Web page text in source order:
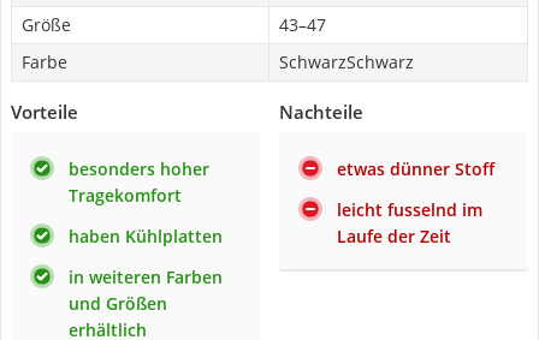
Größe
43–47
Farbe
SchwarzSchwarz
Vorteile
besonders hoher
Tragekomfort
haben Kühlplatten
in weiteren Farben
und Größen
erhältlich
Nachteile
etwas dünner Stoff
leicht fusselnd im
Laufe der Zeit